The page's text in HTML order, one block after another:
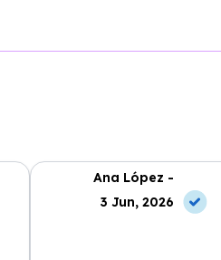
Ana López -
3 Jun, 2026